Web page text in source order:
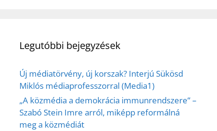
Legutóbbi bejegyzések
Új médiatörvény, új korszak? Interjú Sükösd
Miklós médiaprofesszorral (Media1)
„A közmédia a demokrácia immunrendszere” –
Szabó Stein Imre arról, miképp reformálná
meg a közmédiát